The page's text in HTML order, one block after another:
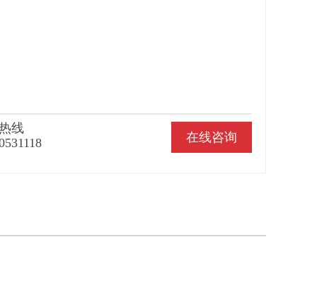
在线咨询
线